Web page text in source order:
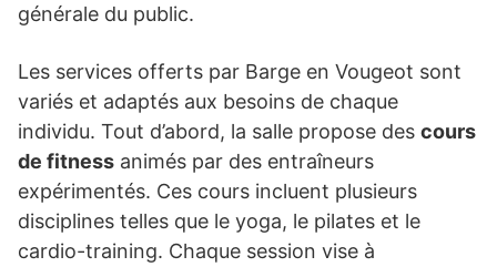
générale du public.
Les services offerts par Barge en Vougeot sont
variés et adaptés aux besoins de chaque
individu. Tout d’abord, la salle propose des cours
de fitness animés par des entraîneurs
expérimentés. Ces cours incluent plusieurs
disciplines telles que le yoga, le pilates et le
cardio-training. Chaque session vise à